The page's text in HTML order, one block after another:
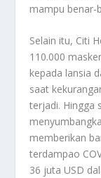
mampu benar-
Selain itu, Citi
110.000
kepada lansia
saat
terjadi. Hingga
memberikan
terdampao
36 juta USD